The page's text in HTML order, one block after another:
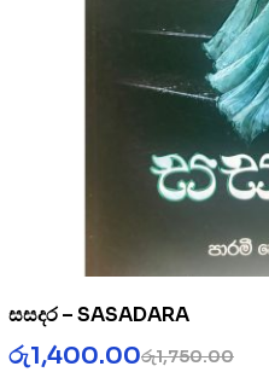
සසදර – SASADARA
රු1,750.00
රු1,400.00